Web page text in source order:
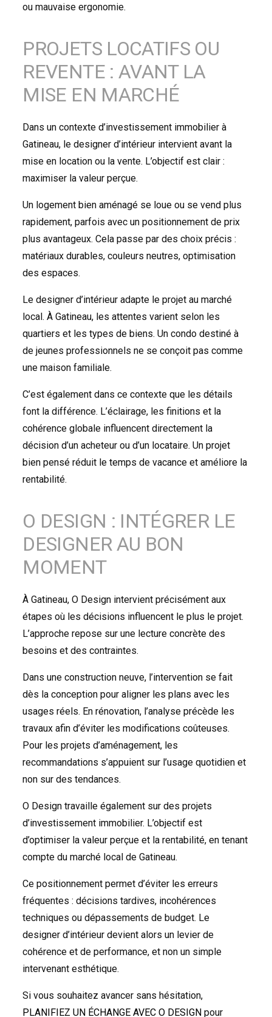
ou mauvaise ergonomie.
PROJETS LOCATIFS OU
REVENTE : AVANT LA
MISE EN MARCHÉ
Dans un contexte d’investissement immobilier à
Gatineau, le designer d’intérieur intervient avant la
mise en location ou la vente. L’objectif est clair :
maximiser la valeur perçue.
Un logement bien aménagé se loue ou se vend plus
rapidement, parfois avec un positionnement de prix
plus avantageux. Cela passe par des choix précis :
matériaux durables, couleurs neutres, optimisation
des espaces.
Le designer d’intérieur adapte le projet au marché
local. À Gatineau, les attentes varient selon les
quartiers et les types de biens. Un condo destiné à
de jeunes professionnels ne se conçoit pas comme
une maison familiale.
C’est également dans ce contexte que les détails
font la différence. L’éclairage, les finitions et la
cohérence globale influencent directement la
décision d’un acheteur ou d’un locataire. Un projet
bien pensé réduit le temps de vacance et améliore la
rentabilité.
O DESIGN : INTÉGRER LE
DESIGNER AU BON
MOMENT
À Gatineau, O Design intervient précisément aux
étapes où les décisions influencent le plus le projet.
L’approche repose sur une lecture concrète des
besoins et des contraintes.
Dans une construction neuve, l’intervention se fait
dès la conception pour aligner les plans avec les
usages réels. En rénovation, l’analyse précède les
travaux afin d’éviter les modifications coûteuses.
Pour les projets d’aménagement, les
recommandations s’appuient sur l’usage quotidien et
non sur des tendances.
O Design travaille également sur des projets
d’investissement immobilier. L’objectif est
d’optimiser la valeur perçue et la rentabilité, en tenant
compte du marché local de Gatineau.
Ce positionnement permet d’éviter les erreurs
fréquentes : décisions tardives, incohérences
techniques ou dépassements de budget. Le
designer d’intérieur devient alors un levier de
cohérence et de performance, et non un simple
intervenant esthétique.
Si vous souhaitez avancer sans hésitation,
PLANIFIEZ UN ÉCHANGE AVEC O DESIGN pour